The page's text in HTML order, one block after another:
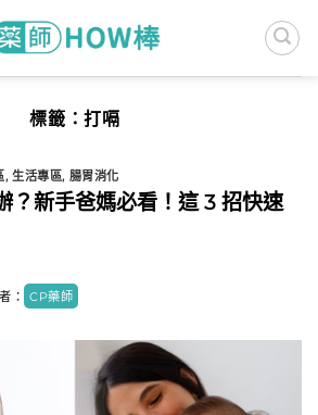
標籤：打嗝
,生活專區, 腸胃消化
？新手爸媽必看！這 3 招快速
： CP藥師